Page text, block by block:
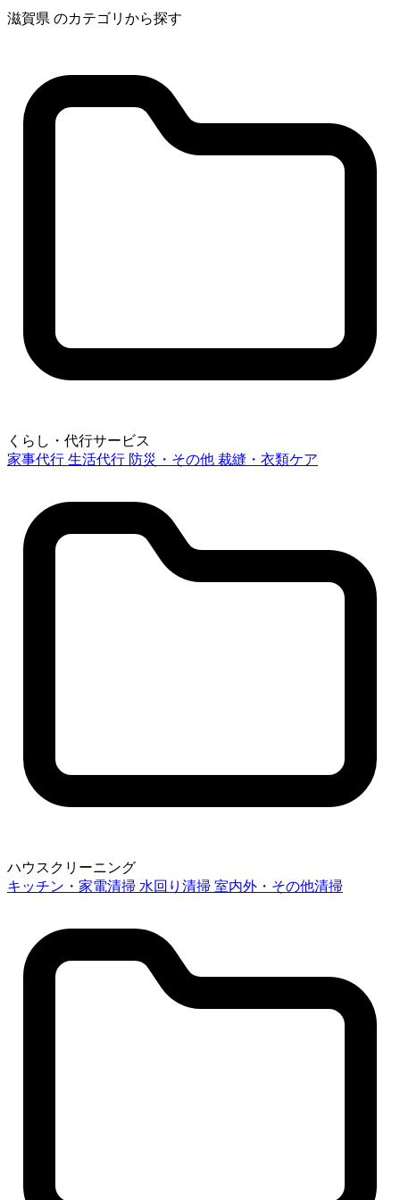
滋賀県 のカテゴリから探す
くらし・代行サービス
家事代行 生活代行 防災・その他 裁縫・衣類ケア
ハウスクリーニング
キッチン・家電清掃 水回り清掃 室内外・その他清掃